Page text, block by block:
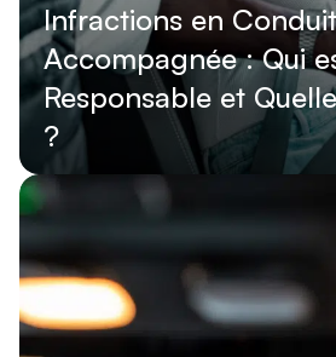
Infractions en
Accompagnée : Qui
Responsable et
?
Lire l'article